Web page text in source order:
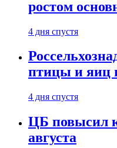
ростом
4 дня спустя
птицы и яиц
4 дня спустя
ЦБ повысил
августа